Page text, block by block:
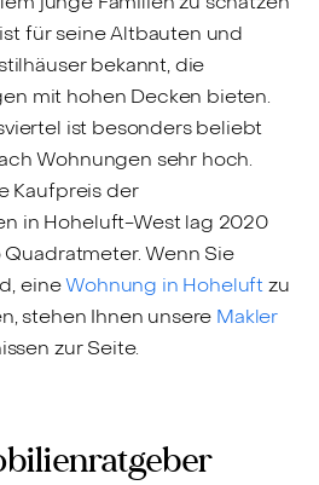
für seine Altbauten und
bekannt, die
mit hohen Decken bieten.
ist besonders beliebt
Wohnungen sehr hoch.
Kaufpreis der
in Hoheluft-West lag 2020
Wenn Sie
eineWohnung in Hoheluftzu
stehen Ihnen unsere Makler
zur Seite.